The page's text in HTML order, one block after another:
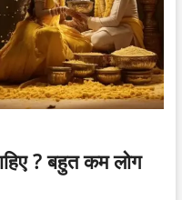
? बहुत कम लोग